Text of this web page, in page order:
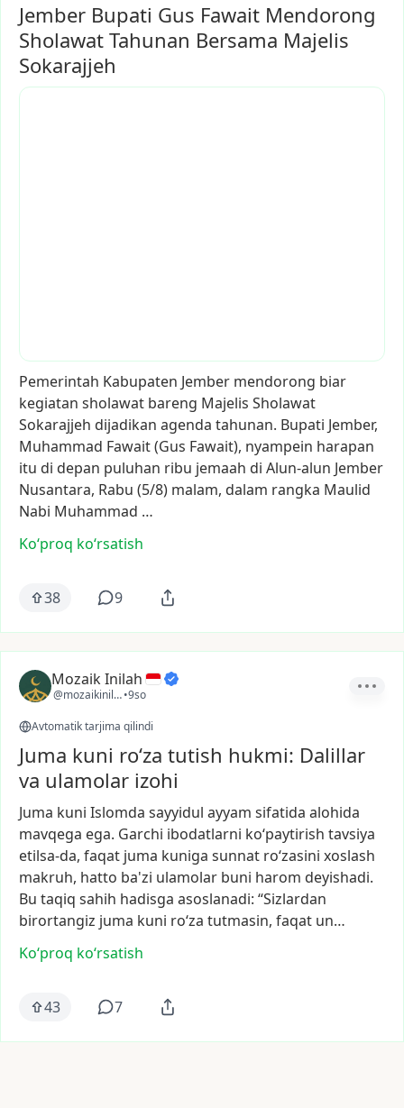
Jember Bupati Gus Fawait Mendorong
Sholawat Tahunan Bersama Majelis
Sokarajjeh
Pemerintah Kabupaten Jember mendorong biar
kegiatan sholawat bareng Majelis Sholawat
Sokarajjeh dijadikan agenda tahunan. Bupati Jember,
Muhammad Fawait(Gus Fawait), nyampein harapan
itu di depan puluhan ribu jemaah di Alun-alun Jember
Nusantara, Rabu (5/8) malam, dalam rangka Maulid
Nabi Muhammad …
Ko‘proq koʻrsatish
38 9
Mozaik Inilah
@mozaikinilah•9so
Avtomatik tarjima qilindi
Juma kuni ro‘za tutish hukmi: Dalillar
va ulamolar izohi
Juma kuni Islomda sayyidul ayyam sifatida alohida
mavqega ega. Garchi ibodatlarni ko‘paytirish tavsiya
etilsa-da, faqat juma kuniga sunnat ro‘zasini xoslash
makruh, hatto ba'zi ulamolar buni harom deyishadi.
Bu taqiq sahih hadisga asoslanadi: “Sizlardan
birortangiz juma kuni ro‘za tutmasin, faqat un…
Ko‘proq koʻrsatish
43 7